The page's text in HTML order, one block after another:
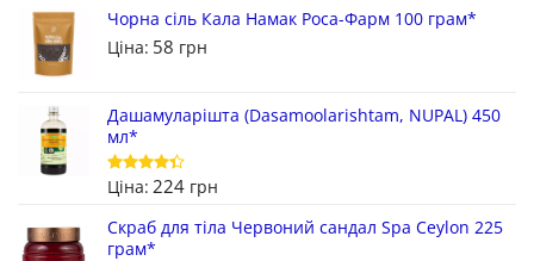
Чорна сіль Кала Намак Роса-Фарм 100 грам*
Ціна: 58 грн
Дашамуларішта (Dasamoolarishtam, NUPAL) 450
мл*
Оцінено
в
Ціна: 224 грн
Скраб для тіла Червоний сандал Spa Ceylon 225
грам*